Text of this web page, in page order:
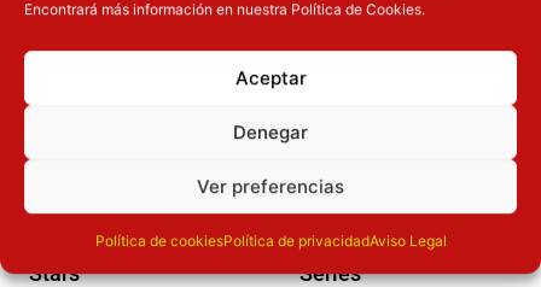
Encontrará más información en nuestra Política de Cookies.
Aceptar
Denegar
Ver preferencias
Política de cookiesPolítica de privacidadAviso Legal
Figura Naruto
Shippuden Vibration
Stars
Novedades
Figura Paz Vizsla
Mandalorian Black
Series